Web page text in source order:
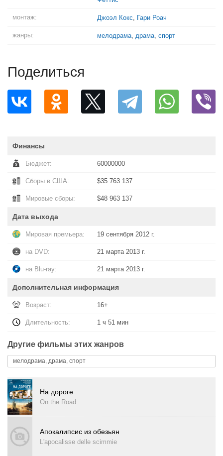
монтаж: Джоэл Кокс, Гари Роач
жанры: мелодрама, драма, спорт
Поделиться
Финансы
Бюджет: 60000000
Сборы в США: $35 763 137
Мировые сборы: $48 963 137
Дата выхода
Мировая премьера: 19 сентября 2012 г.
на DVD: 21 марта 2013 г.
на Blu-ray: 21 марта 2013 г.
Дополнительная информация
Возраст: 16+
Длительность: 1 ч 51 мин
Другие фильмы этих жанров
мелодрама, драма, спорт
На дороге
On the Road
Апокалипсис из обезьян
L'apocalisse delle scimmie